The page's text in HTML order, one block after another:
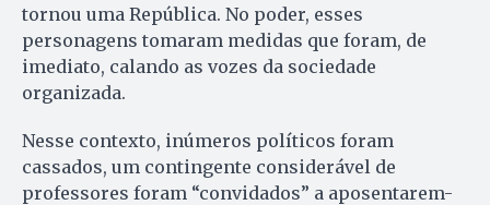
tornou uma República. No poder, esses
personagens tomaram medidas que foram, de
imediato, calando as vozes da sociedade
organizada.
Nesse contexto, inúmeros políticos foram
cassados, um contingente considerável de
professores foram “convidados” a aposentarem-